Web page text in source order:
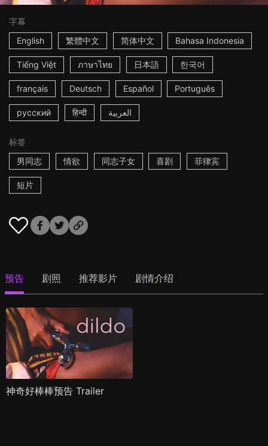
字幕
English
繁體中文 简体中文 Bahasa Indonesia
Tiếng Việt ภาษาไทย 日本語 한국어
français Deutsch Español Português
русский हिन्दी العربية
标签
男同志
情欲 同志子女 喜剧 菲律宾
短片
预告 剧照 推荐影片 剧情介绍
神奇好棒棒预告 Trailer